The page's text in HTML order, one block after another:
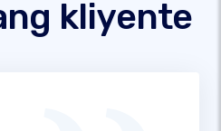
kliyente